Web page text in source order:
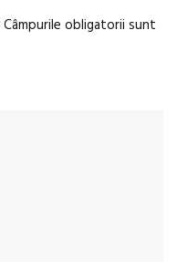
Câmpurile obligatorii sunt